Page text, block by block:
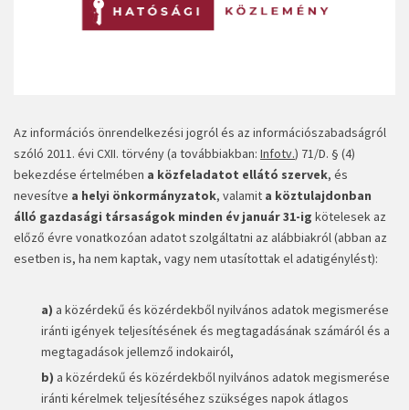
Az információs önrendelkezési jogról és az információszabadságról
szóló 2011. évi CXII. törvény (a továbbiakban: Infotv.) 71/D. § (4)
bekezdése értelmében a közfeladatot ellátó szervek, és
nevesítve a helyi önkormányzatok, valamit a köztulajdonban
álló gazdasági társaságok minden év január 31-ig kötelesek az
előző évre vonatkozóan adatot szolgáltatni az alábbiakról (abban az
esetben is, ha nem kaptak, vagy nem utasítottak el adatigénylést):
a) a közérdekű és közérdekből nyilvános adatok megismerése
iránti igények teljesítésének és megtagadásának számáról és a
megtagadások jellemző indokairól,
b) a közérdekű és közérdekből nyilvános adatok megismerése
iránti kérelmek teljesítéséhez szükséges napok átlagos